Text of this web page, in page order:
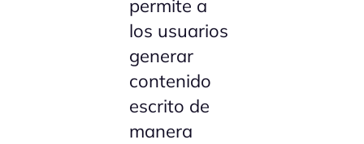
permite a
los usuarios
generar
contenido
escrito de
manera